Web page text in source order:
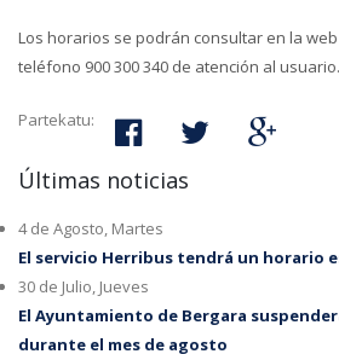
Los horarios se podrán consultar en la
teléfono 900 300 340 de atención al usuario.
Partekatu:
Últimas noticias
4 de Agosto, Martes
El servicio Herribus tendrá un horario
30 de Julio, Jueves
El Ayuntamiento de Bergara
durante el mes de agosto